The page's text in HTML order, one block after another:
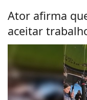
Ator afirma
aceitar